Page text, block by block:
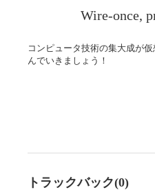
Wire-once,
コンピュータ技術の集大成が
んでいきましょう！
トラックバック(0)